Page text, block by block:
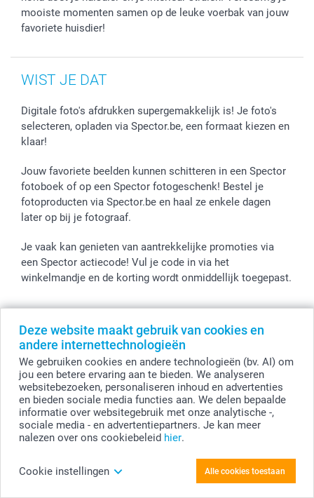
Deze website maakt gebruik van cookies en
andere internettechnologieën
We gebruiken cookies en andere technologieën (bv. AI) om
jou een betere ervaring aan te bieden. We analyseren
websitebezoeken, personaliseren inhoud en advertenties
en bieden sociale media functies aan. We delen bepaalde
informatie over websitegebruik met onze analytische -,
sociale media - en advertentiepartners. Je kan meer
nalezen over ons cookiebeleid hier.
Cookie instellingen Alle cookies toestaan
mooiste momenten samen op de leuke voerbak van jouw
favoriete huisdier!
WIST JE DAT
Digitale foto's afdrukken supergemakkelijk is! Je foto's
selecteren, opladen via Spector.be, een formaat kiezen en
klaar!
Jouw favoriete beelden kunnen schitteren in een Spector
fotoboek of op een Spector fotogeschenk! Bestel je
fotoproducten via Spector.be en haal ze enkele dagen
later op bij je fotograaf.
Je vaak kan genieten van aantrekkelijke promoties via
een Spector actiecode! Vul je code in via het
winkelmandje en de korting wordt onmiddellijk toegepast.
© smartphoto group. Alle rechten voorbehouden
smartphoto group NV.
Kwatrechtsteenweg 160, 9230 Wetteren, België
BTW-nummer BE 0405.706.755
Ondernemingsnummer 0405.706.755.
Bankgegevens: IBAN BE71 2850 2711 5569 - BIC: GEBABEBB
Alle prijzen zijn in EURO (€) inclusief BTW en exclusief verzendkosten.